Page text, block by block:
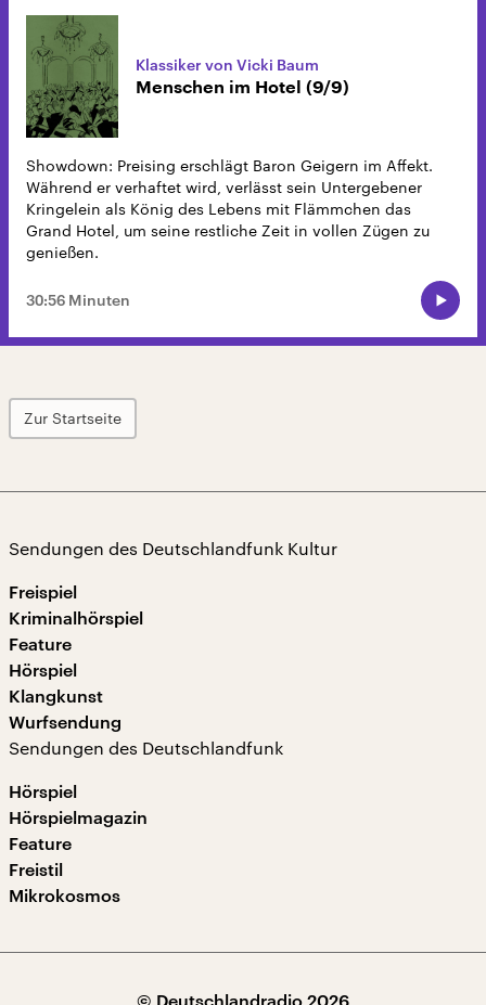
Klassiker von Vicki Baum
Menschen im Hotel (9/9)
Showdown: Preising erschlägt Baron Geigern im Affekt.
Während er verhaftet wird, verlässt sein Untergebener
Kringelein als König des Lebens mit Flämmchen das
Grand Hotel, um seine restliche Zeit in vollen Zügen zu
genießen.
30:56 Minuten
Zur Startseite
Sendungen des Deutschlandfunk Kultur
Freispiel
Kriminalhörspiel
Feature
Hörspiel
Klangkunst
Wurfsendung
Sendungen des Deutschlandfunk
Hörspiel
Hörspielmagazin
Feature
Freistil
Mikrokosmos
© Deutschlandradio 2026